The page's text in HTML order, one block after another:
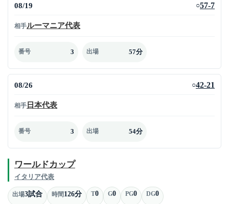
08/19 ○57-7
相手ルーマニア代表
番号 3 出場 57分
08/26 ○42-21
相手 日本代表
番号 3 出場 54分
ワールドカップ
イタリア代表
出場3試合 時間126分 T0 G0 PG0 DG0